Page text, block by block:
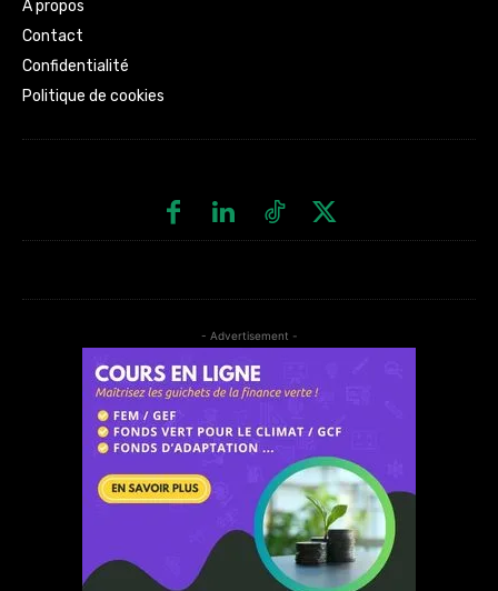
A propos
Contact
Confidentialité
Politique de cookies
- Advertisement -